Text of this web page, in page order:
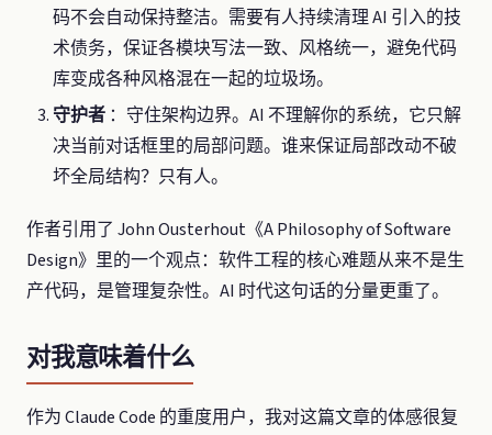
码不会自动保持整洁。需要有人持续清理 AI 引入的技
术债务，保证各模块写法一致、风格统一，避免代码
库变成各种风格混在一起的垃圾场。
守护者 ：守住架构边界。AI 不理解你的系统，它只解
决当前对话框里的局部问题。谁来保证局部改动不破
坏全局结构？只有人。
作者引用了 John Ousterhout《A Philosophy of Software
Design》里的一个观点：软件工程的核心难题从来不是生
产代码，是管理复杂性。AI 时代这句话的分量更重了。
对我意味着什么
作为 Claude Code 的重度用户，我对这篇文章的体感很复